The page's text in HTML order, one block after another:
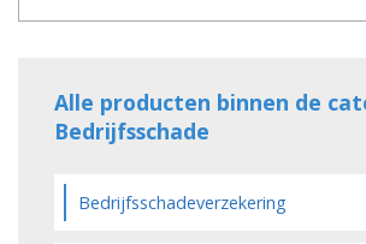
Alle producten binnen de
Bedrijfsschade
Bedrijfsschadeverzekering